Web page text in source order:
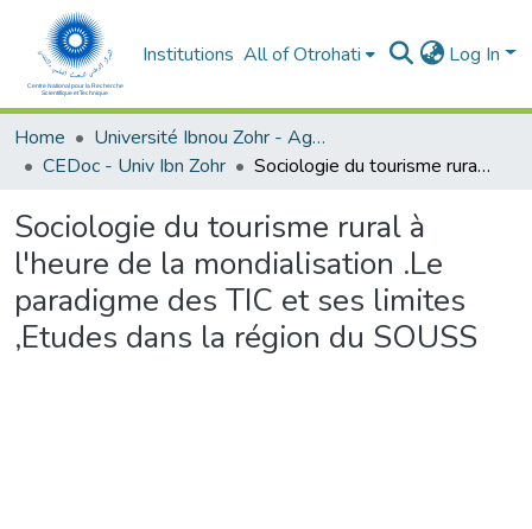
Institutions All of Otrohati Log In
Home
Université Ibnou Zohr - Agadir
CEDoc - Univ Ibn Zohr
Sociologie du tourisme rural à l'heure de la mondialisation .Le paradigme des TIC et ses limites ,Etudes dans la région du SOUSS
Sociologie du tourisme rural à
l'heure de la mondialisation .Le
paradigme des TIC et ses limites
,Etudes dans la région du SOUSS